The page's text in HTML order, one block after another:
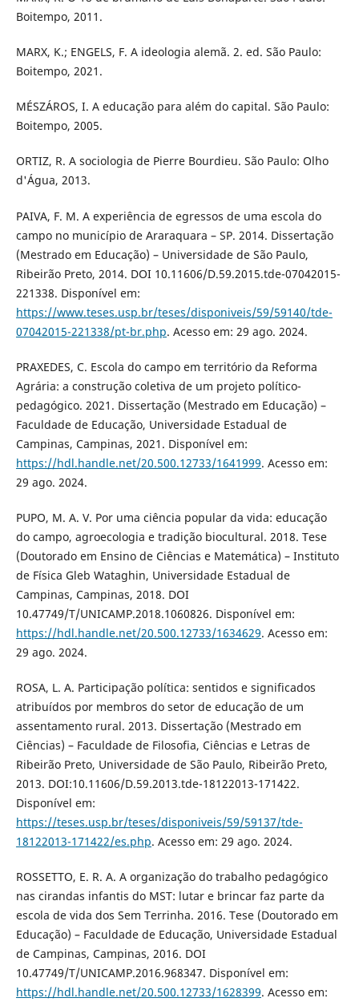
Boitempo, 2011.
MARX, K.; ENGELS, F. A ideologia alemã. 2. ed. São Paulo:
Boitempo, 2021.
MÉSZÁROS, I. A educação para além do capital. São Paulo:
Boitempo, 2005.
ORTIZ, R. A sociologia de Pierre Bourdieu. São Paulo: Olho
d'Água, 2013.
PAIVA, F. M. A experiência de egressos de uma escola do
campo no município de Araraquara – SP. 2014. Dissertação
(Mestrado em Educação) – Universidade de São Paulo,
Ribeirão Preto, 2014. DOI 10.11606/D.59.2015.tde-07042015-
221338. Disponível em:
https://www.teses.usp.br/teses/disponiveis/59/59140/tde-
07042015-221338/pt-br.php. Acesso em: 29 ago. 2024.
PRAXEDES, C. Escola do campo em território da Reforma
Agrária: a construção coletiva de um projeto político-
pedagógico. 2021. Dissertação (Mestrado em Educação) –
Faculdade de Educação, Universidade Estadual de
Campinas, Campinas, 2021. Disponível em:
https://hdl.handle.net/20.500.12733/1641999. Acesso em:
29 ago. 2024.
PUPO, M. A. V. Por uma ciência popular da vida: educação
do campo, agroecologia e tradição biocultural. 2018. Tese
(Doutorado em Ensino de Ciências e Matemática) – Instituto
de Física Gleb Wataghin, Universidade Estadual de
Campinas, Campinas, 2018. DOI
10.47749/T/UNICAMP.2018.1060826. Disponível em:
https://hdl.handle.net/20.500.12733/1634629. Acesso em:
29 ago. 2024.
ROSA, L. A. Participação política: sentidos e significados
atribuídos por membros do setor de educação de um
assentamento rural. 2013. Dissertação (Mestrado em
Ciências) – Faculdade de Filosofia, Ciências e Letras de
Ribeirão Preto, Universidade de São Paulo, Ribeirão Preto,
2013. DOI:10.11606/D.59.2013.tde-18122013-171422.
Disponível em:
https://teses.usp.br/teses/disponiveis/59/59137/tde-
18122013-171422/es.php. Acesso em: 29 ago. 2024.
ROSSETTO, E. R. A. A organização do trabalho pedagógico
nas cirandas infantis do MST: lutar e brincar faz parte da
escola de vida dos Sem Terrinha. 2016. Tese (Doutorado em
Educação) – Faculdade de Educação, Universidade Estadual
de Campinas, Campinas, 2016. DOI
10.47749/T/UNICAMP.2016.968347. Disponível em:
https://hdl.handle.net/20.500.12733/1628399. Acesso em: